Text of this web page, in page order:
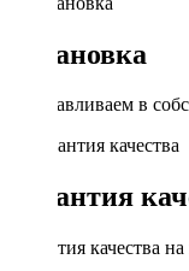
Установка
Устанавливаем в
Гарантия
Гарантия качества